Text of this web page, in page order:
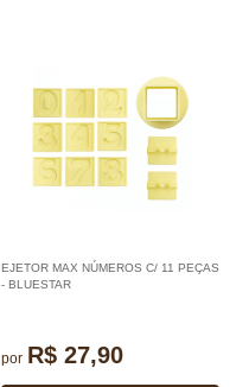
EJETOR MAX NÚMEROS C/ 11 PEÇAS
- BLUESTAR
por R$ 27,90